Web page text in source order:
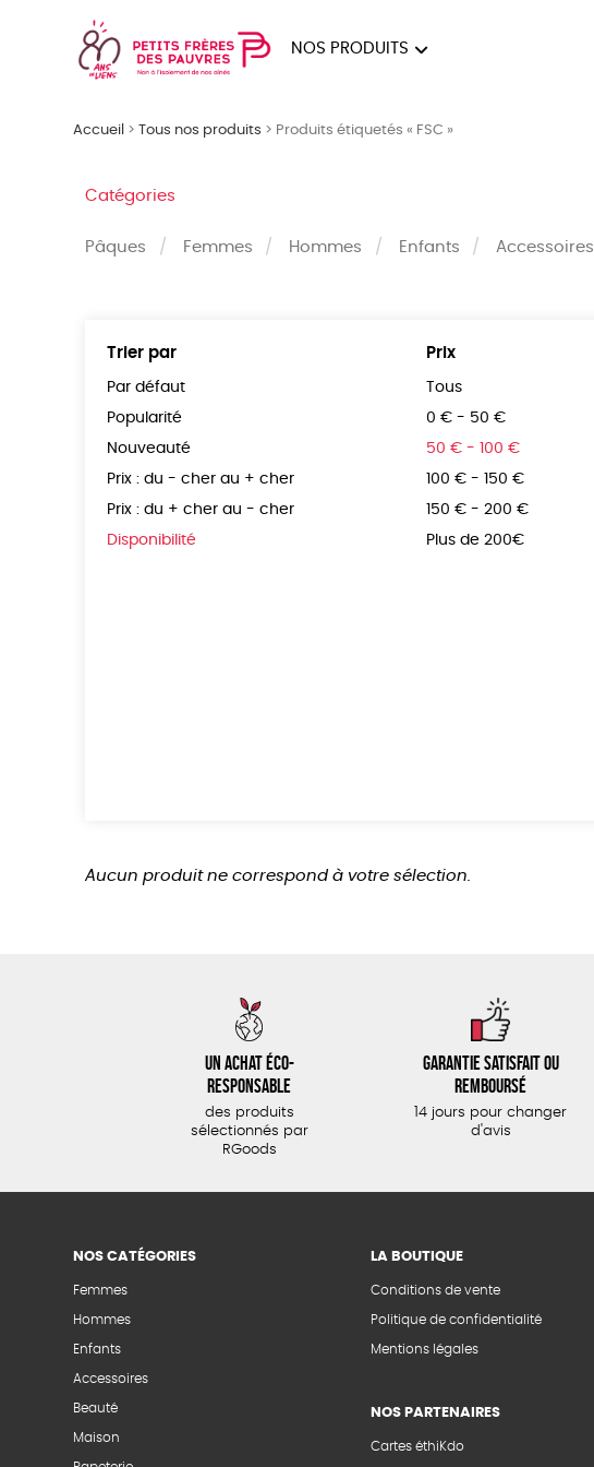
NOS PRODUITS
Accueil >Tous nos produits > Produits étiquetés « FSC »
Catégories
Pâques Femmes Hommes Enfants Accessoires
Trier par
Par défaut
Popularité
Nouveauté
Prix : du - cher au + cher
Prix : du + cher au - cher
Disponibilité
Prix
Tous
0 € - 50 €
50 € - 100 €
100 € - 150 €
150 € - 200 €
Plus de 200€
Aucun produit ne correspond à votre sélection.
Un achat éco-
responsable
des produits
sélectionnés par
RGoods
Garantie satisfait ou
remboursé
14 jours pour changer
d'avis
NOS CATÉGORIES
Femmes
Hommes
Enfants
Accessoires
Beauté
Maison
LA BOUTIQUE
Conditions de vente
Politique de confidentialité
Mentions légales
NOS PARTENAIRES
Cartes éthiKdo